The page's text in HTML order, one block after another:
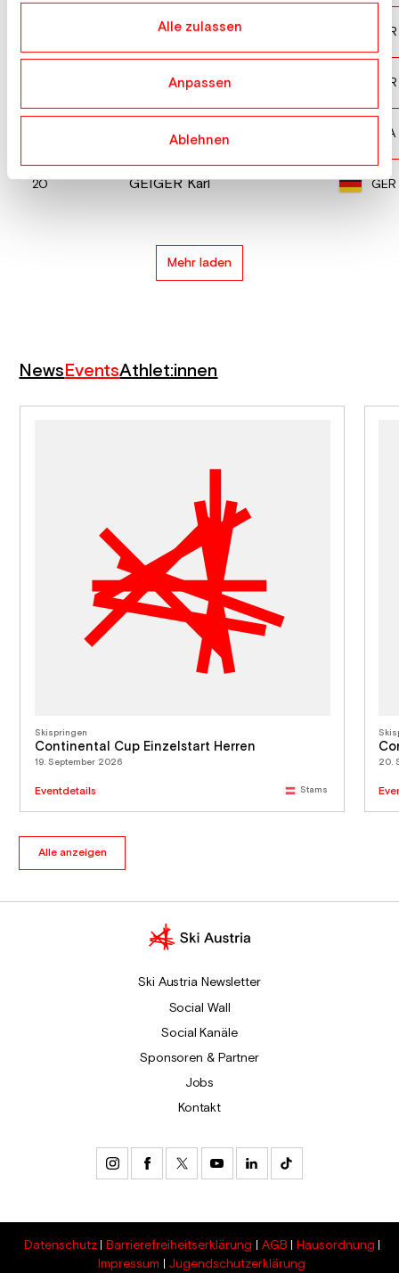
Alle zulassen
Anpassen
Ablehnen
STROEM Joergen Oliver NOR
PEDERSEN Robin NOR
BELSHAW Erik USA
20 GEIGER Karl GER
Mehr laden
NewsEventsAthlet:innen
Skispringen
Continental Cup Einzelstart Herren
19. September 2026
Eventdetails Stams
20.
Alle anzeigen
Ski Austria Newsletter
Social Wall
Social Kanäle
Sponsoren & Partner
Jobs
Kontakt
Datenschutz Barrierefreiheitserklärung AGB
Hausordnung
Impressum
Jugendschutzerklärung